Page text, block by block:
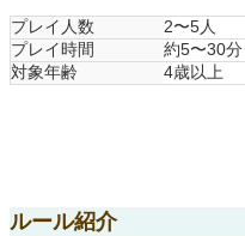
プレイ人数
2〜5人
プレイ時間
約5〜30分
対象年齢
4歳以上
ルール紹介